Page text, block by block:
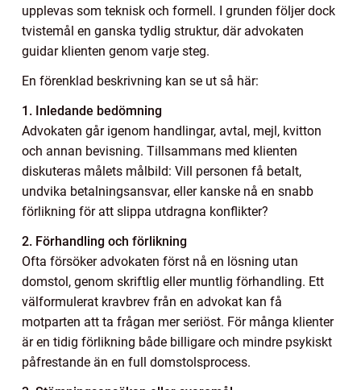
upplevas som teknisk och formell. I grunden följer dock
tvistemål en ganska tydlig struktur, där advokaten
guidar klienten genom varje steg.
En förenklad beskrivning kan se ut så här:
1. Inledande bedömning
Advokaten går igenom handlingar, avtal, mejl, kvitton
och annan bevisning. Tillsammans med klienten
diskuteras målets målbild: Vill personen få betalt,
undvika betalningsansvar, eller kanske nå en snabb
förlikning för att slippa utdragna konflikter?
2. Förhandling och förlikning
Ofta försöker advokaten först nå en lösning utan
domstol, genom skriftlig eller muntlig förhandling. Ett
välformulerat kravbrev från en advokat kan få
motparten att ta frågan mer seriöst. För många klienter
är en tidig förlikning både billigare och mindre psykiskt
påfrestande än en full domstolsprocess.